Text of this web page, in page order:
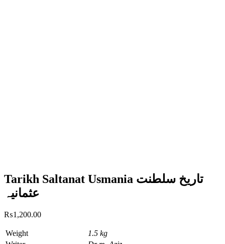
Tarikh Saltanat Usmania تاریخ سلطنت
عثمانیہ
₨1,200.00
Weight
1.5 kg